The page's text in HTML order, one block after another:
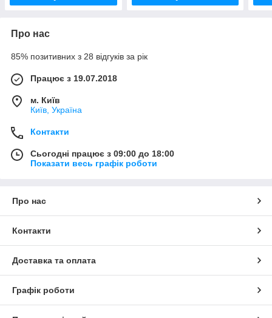
Про нас
85% позитивних з 28 відгуків за рік
Працює з 19.07.2018
м. Київ
Київ, Україна
Контакти
Сьогодні працює з 09:00 до 18:00
Показати весь графік роботи
Про нас
Контакти
Доставка та оплата
Графік роботи